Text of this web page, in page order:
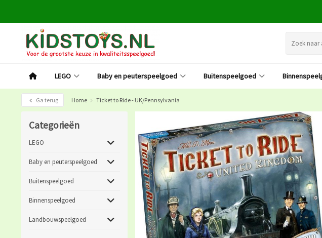
LEGO Baby en peuterspeelgoed Buitenspeelgoed
Ga terug Home Ticket to Ride - UK/Pennsylvania
Categorieën
LEGO
Baby en peuterspeelgoed
Buitenspeelgoed
Binnenspeelgoed
Landbouwspeelgoed